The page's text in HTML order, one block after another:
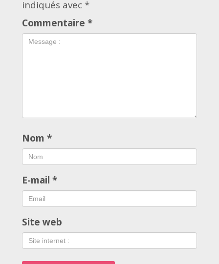
indiqués avec *
Commentaire *
Nom *
E-mail *
Site web